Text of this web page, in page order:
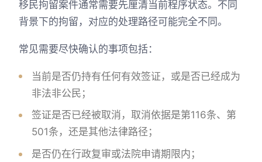
移民拘留案件通常需要先厘清当前程序状态。不同
背景下的拘留，对应的处理路径可能完全不同。
常见需要尽快确认的事项包括：
当前是否仍持有任何有效签证，或是否已经成为
非法非公民；
签证是否已经被取消，取消依据是第116条、第
501条，还是其他法律路径；
是否仍在行政复审或法院申请期限内；